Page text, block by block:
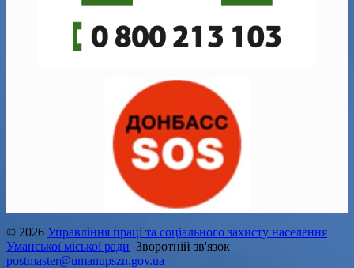
© 2026 Управління праці та соціального захисту населення
Уманської міської ради Зворотній зв'язок
postmaster@umanupszn.gov.ua